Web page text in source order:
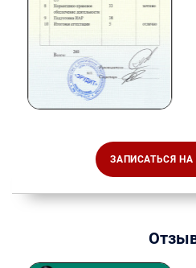
ЗАПИСАТЬСЯ НА